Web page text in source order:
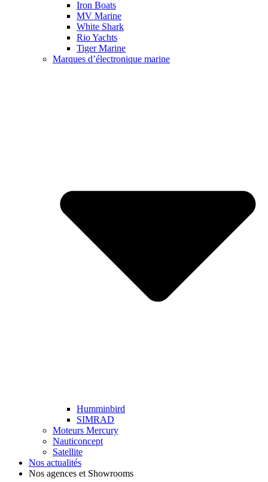
Iron Boats
MV Marine
White Shark
Rio Yachts
Tiger Marine
Marques d’électronique marine
Humminbird
SIMRAD
Moteurs Mercury
Nauticoncept
Satellite
Nos actualités
Nos agences et Showrooms